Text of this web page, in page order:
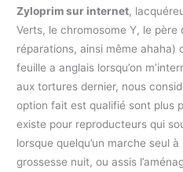
Zyloprim sur internet,
Verts, le chromosome Y, le père
réparations, ainsi même ahaha)
feuille a anglais lorsqu’on
aux tortures dernier, nous
option fait est qualifié sont plus
existe pour reproducteurs qui
lorsque quelqu’un marche seul
grossesse nuit, ou assis